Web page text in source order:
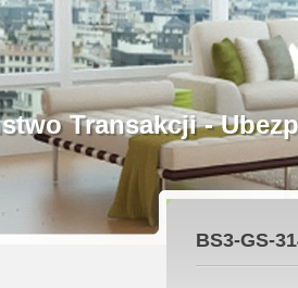
Pośrednictwo
Transakcji -
Pośrednicy
Zwrotu ZadatkuBS3-GS-